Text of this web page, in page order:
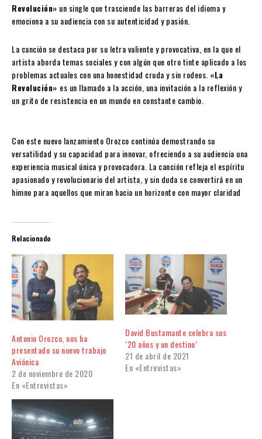
Revolución» un single que trasciende las barreras del idioma y
emociona a su audiencia con su autenticidad y pasión.
La canción se destaca por su letra valiente y provocativa, en la que el
artista aborda temas sociales y con algún que otro tinte aplicado a los
problemas actuales con una honestidad cruda y sin rodeos. «La
Revolución» es un llamado a la acción, una invitación a la reflexión y
un grito de resistencia en un mundo en constante cambio.
Con este nuevo lanzamiento Orozco continúa demostrando su
versatilidad y su capacidad para innovar, ofreciendo a su audiencia una
experiencia musical única y provocadora. La canción refleja el espíritu
apasionado y revolucionario del artista, y sin duda se convertirá en un
himno para aquellos que miran hacia un horizonte con mayor claridad
Relacionado
Antonio Orozco, nos ha
presentado su nuevo trabajo
Aviónica
2 de noviembre de 2020
En «Entrevistas»
David Bustamante celebra sus
‘20 años y un destino’
21 de abril de 2021
En «Entrevistas»